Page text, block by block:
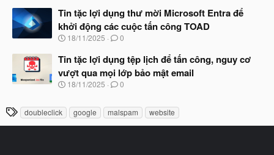
đ
ầ
u
à
b
ắ
đ
ầ
u
Tin tặc lợi dụng thư mời Microsoft Entra để
khởi động các cuộc tấn công TOAD
N
à
y
b
ắ
đ
ầ
u
18/11/2025 0
Tin tặc lợi dụng tệp lịch để tấn công, nguy cơ
vượt qua mọi lớp bảo mật email
N
18/11/2025 0
T
h
doubleclick google malspam website